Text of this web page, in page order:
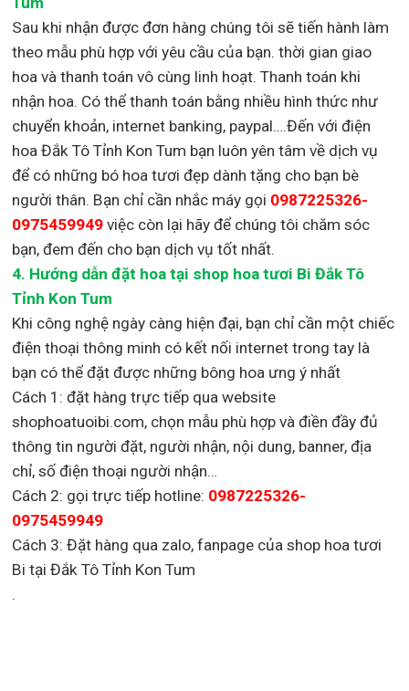
Sau khi nhận được đơn hàng chúng tôi sẽ tiến hành làm
theo mẫu phù hợp với yêu cầu của bạn. thời gian giao
hoa và thanh toán vô cùng linh hoạt. Thanh toán khi
nhận hoa. Có thể thanh toán bằng nhiều hình thức như
chuyển khoản, internet banking, paypal….Đến với điện
hoa Đắk Tô Tỉnh Kon Tum bạn luôn yên tâm về dịch vụ
để có những bó hoa tươi đẹp dành tặng cho bạn bè
người thân. Bạn chỉ cần nhắc máy gọi 0987225326-
0975459949việc còn lại hãy để chúng tôi chăm sóc
bạn, đem đến cho bạn dịch vụ tốt nhất.
4. Hướng dẫn đặt hoa tại shop hoa tươi Bi Đắk Tô
Tỉnh Kon Tum
Khi công nghệ ngày càng hiện đại, bạn chỉ cần một chiếc
điện thoại thông minh có kết nối internet trong tay là
bạn có thể đặt được những bông hoa ưng ý nhất
Cách 1: đặt hàng trực tiếp qua website
shophoatuoibi.com, chọn mẫu phù hợp và điền đầy đủ
thông tin người đặt, người nhận, nội dung, banner, địa
chỉ, số điện thoại người nhận…
Cách 2: gọi trực tiếp hotline: 0987225326-
0975459949
Cách 3: Đặt hàng qua zalo, fanpage của shop hoa tươi
Bi tại Đắk Tô Tỉnh Kon Tum
.